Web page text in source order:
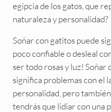
egipcia de los gatos, que
naturaleza y personalidad?
Soñar con gatitos puede
poco confiable o desleal
ser todo rosas y luz! Soñar
significa problemas con el
personalidad, pero
tendrás que lidiar con una